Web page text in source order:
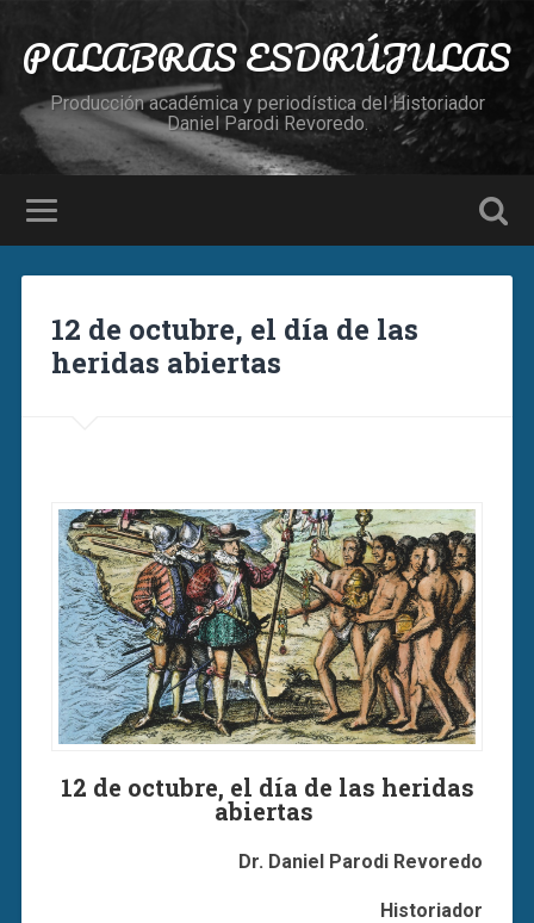
PALABRAS ESDRÚJULAS
Producción académica y periodística del Historiador
Daniel Parodi Revoredo.
12 de octubre, el día de las
heridas abiertas
12 de octubre, el día de las heridas
abiertas
Dr. Daniel Parodi Revoredo
Historiador